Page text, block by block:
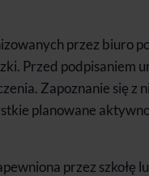
przez biuro
Przed podpisaniem
Zapoznanie się z
planowane
przez szkołę